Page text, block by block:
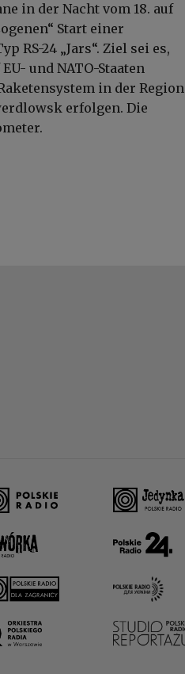
in der Nacht vom 18. auf
Start einer
RS-24 „Jars“. Ziel sei es,
und NATO-Staaten
in der Region
erfolgen. Die